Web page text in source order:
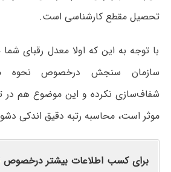
تحصیل مقطع کارشناسی است.
با توجه به این که اولا معدل رقبای
سازمان سنجش درخصوص نحوه
شفاف‌سازی نکرده و این موضوع هم در
موثر است، محاسبه رتبه دقیق اندکی
برای کسب اطلاعات بیشتر درخصوص